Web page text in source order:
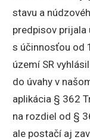
stavu a
predpisov
s účinnosťou od
území SR
do úvahy v
aplikácia § 362
na rozdiel od §
ale postačí aj